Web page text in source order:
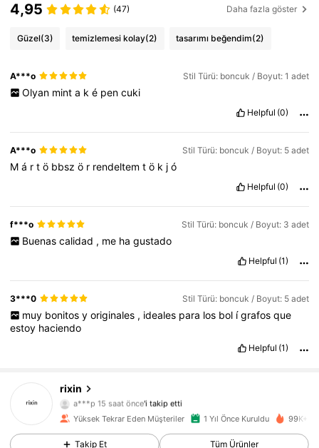
4,95 (47) Daha fazla göster
Güzel(3) temizlemesi kolay(2) tasarımı beğendim(2)
A***o Stil Türü: boncuk / Boyut: 1 adet
Olyan mint a k é pen cuki
Helpful (0)
A***o Stil Türü: boncuk / Boyut: 5 adet
Má rtö bbszö r rendeltemtö k jó
Helpful (0)
f***o Stil Türü: boncuk / Boyut: 3 adet
Buenas calidad , me ha gustado
Helpful (1)
3***0 Stil Türü: boncuk / Boyut: 5 adet
muy bonitos y originales , ideales para los bol ígrafos que
estoy haciendo
Helpful (1)
rixin
4,89
a***p 15 saat önce'i takip etti
4,89 5.8K Takipçiler
Yüksek Tekrar Eden Müşteriler 1 Yıl Önce Kuruldu 99K+
Takip Et Tüm Ürünler